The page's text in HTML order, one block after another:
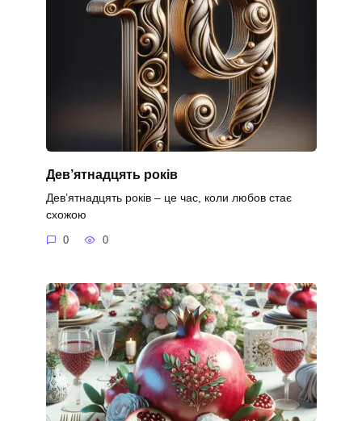
Дев’ятнадцять років
Дев’ятнадцять років – це час, коли любов стає
схожою
0 0